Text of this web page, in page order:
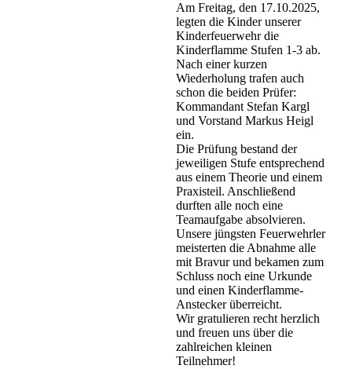
Am Freitag, den 17.10.2025,
legten die Kinder unserer
Kinderfeuerwehr die
Kinderflamme Stufen 1-3 ab.
Nach einer kurzen
Wiederholung trafen auch
schon die beiden Prüfer:
Kommandant Stefan Kargl
und Vorstand Markus Heigl
ein.
Die Prüfung bestand der
jeweiligen Stufe entsprechend
aus einem Theorie und einem
Praxisteil. Anschließend
durften alle noch eine
Teamaufgabe absolvieren.
Unsere jüngsten Feuerwehrler
meisterten die Abnahme alle
mit Bravur und bekamen zum
Schluss noch eine Urkunde
und einen Kinderflamme-
Anstecker überreicht.
Wir gratulieren recht herzlich
und freuen uns über die
zahlreichen kleinen
Teilnehmer!